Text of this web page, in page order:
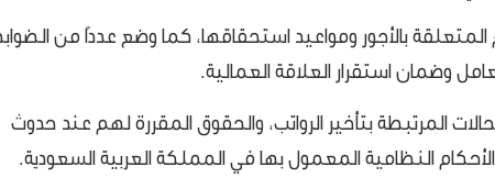
بالأجور ومواعيد استحقاقها، كما وضع عددًا من
وضمان استقرار العلاقة العمالية.
المرتبطة بتأخير الرواتب، والحقوق المقررة لهم عند حدوث
النظامية المعمول بها في المملكة العربية السعودية.